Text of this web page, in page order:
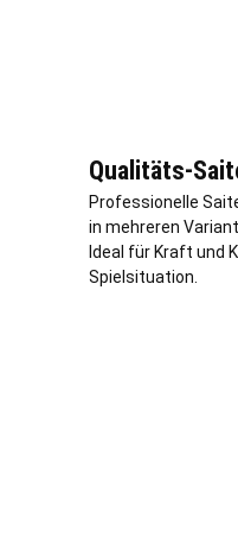
Qualitäts-
Professionelle
in mehreren
Ideal für Kraft und
Spielsituation.